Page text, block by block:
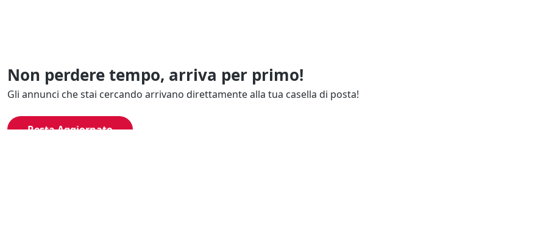
Non perdere tempo, arriva per primo!
Gli annunci che stai cercando arrivano direttamente alla tua casella di posta!
Resta Aggiornato